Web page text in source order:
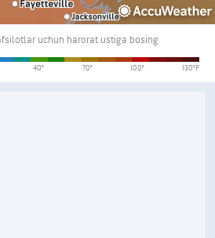
uchun harorat ustiga bosing
40° 70° 100° 130°F